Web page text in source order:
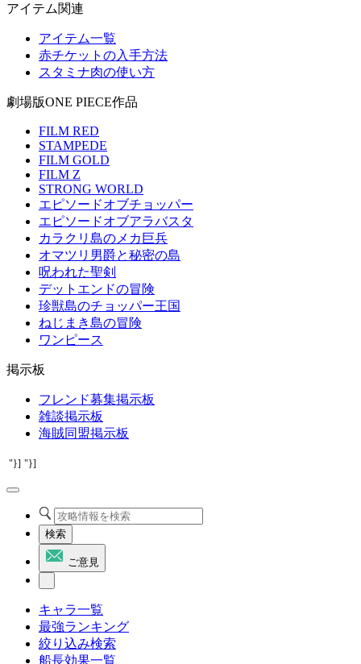
アイテム関連
アイテム一覧
赤チケットの入手方法
スタミナ肉の使い方
劇場版ONE PIECE作品
FILM RED
STAMPEDE
FILM GOLD
FILM Z
STRONG WORLD
エピソードオブチョッパー
エピソードオブアラバスタ
カラクリ島のメカ巨兵
オマツリ男爵と秘密の島
呪われた聖剣
デットエンドの冒険
珍獣島のチョッパー王国
ねじまき島の冒険
ワンピース
掲示板
フレンド募集掲示板
雑談掲示板
海賊同盟掲示板
"}] "}]
検索
ご意見
キャラ一覧
最強ランキング
絞り込み検索
船長効果一覧